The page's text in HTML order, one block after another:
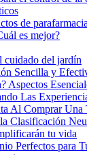
de parafarmacia
es mejor?
cuidado del jardín
Sencilla y
Aspectos
Las
Al Comprar Una
Clasificación
tu vida
Perfectos para